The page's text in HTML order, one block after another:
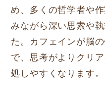
め、多くの哲学者や
みながら深い思索や
た。カフェインが脳
で、思考がよりクリ
処しやすくなります。